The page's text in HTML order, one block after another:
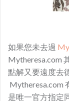
如果您未去過
Mytheresa.com
點解又要遠度去
Mytheresa.com
是唯一官方指定